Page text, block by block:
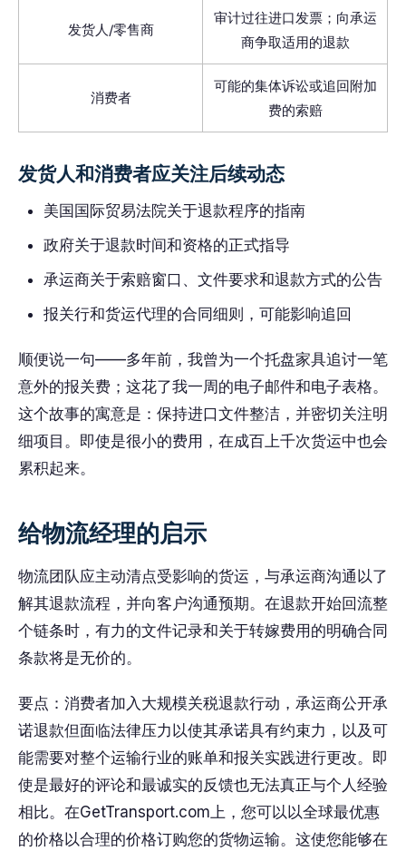
发货人/零售商
审计过往进口发票；向承运
商争取适用的退款
消费者
可能的集体诉讼或追回附加
费的索赔
发货人和消费者应关注后续动态
美国国际贸易法院关于退款程序的指南
政府关于退款时间和资格的正式指导
承运商关于索赔窗口、文件要求和退款方式的公告
报关行和货运代理的合同细则，可能影响追回
顺便说一句——多年前，我曾为一个托盘家具追讨一笔
意外的报关费；这花了我一周的电子邮件和电子表格。
这个故事的寓意是：保持进口文件整洁，并密切关注明
细项目。即使是很小的费用，在成百上千次货运中也会
累积起来。
给物流经理的启示
物流团队应主动清点受影响的货运，与承运商沟通以了
解其退款流程，并向客户沟通预期。在退款开始回流整
个链条时，有力的文件记录和关于转嫁费用的明确合同
条款将是无价的。
要点：消费者加入大规模关税退款行动，承运商公开承
诺退款但面临法律压力以使其承诺具有约束力，以及可
能需要对整个运输行业的账单和报关实践进行更改。即
使是最好的评论和最诚实的反馈也无法真正与个人经验
相比。在GetTransport.com上，您可以以全球最优惠
的价格以合理的价格订购您的货物运输。这使您能够在